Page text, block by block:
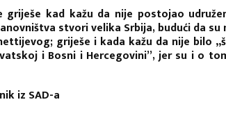
kad kažu da nije postojao
stvori velika Srbija, budući da su
griješe i kada kažu da nije bilo
i Bosni i Hercegovini”, jer su i o
iz SAD-a